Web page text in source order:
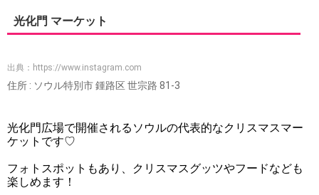
光化門 マーケット
出典： https://www.instagram.com
住所 : ソウル特別市 鍾路区 世宗路 81-3
光化門広場で開催されるソウルの代表的なクリスマスマー
ケットです♡
フォトスポットもあり、クリスマスグッツやフードなども
楽しめます！